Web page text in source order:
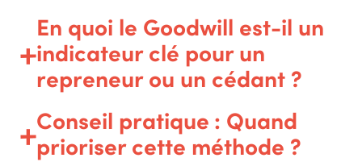
En quoi le Goodwill est-il un
indicateur clé pour un
repreneur ou un cédant ?
Conseil pratique : Quand
prioriser cette méthode ?